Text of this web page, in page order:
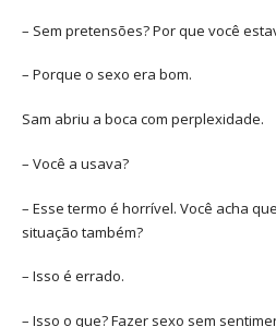
– Sem pretensões? Por que você
– Porque o sexo era bom.
Sam abriu a boca com perplexidade.
– Você a usava?
– Esse termo é horrível. Você acha
situação também?
– Isso é errado.
– Isso o que? Fazer sexo sem